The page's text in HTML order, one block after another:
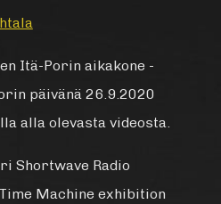
Itä-Porin aikakone -
päivänä 26.9.2020
alla olevasta videosta.
Shortwave Radio
Machine exhibition